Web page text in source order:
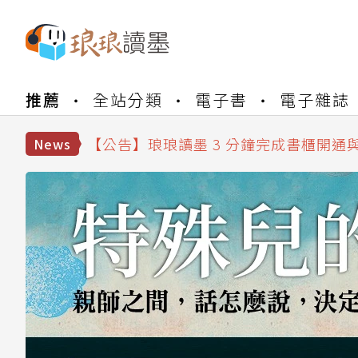
推薦 全站分類 電子書 電子雜誌
News
【公告】琅琅讀墨數位閱讀資產合併與
【公告】琅琅讀墨 3 分鐘完成書櫃開
【公告】琅琅讀墨數位閱讀資產合併與